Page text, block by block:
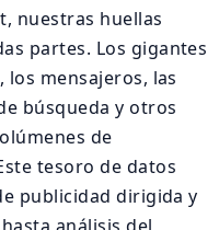
nuestras huellas
partes. Los gigantes
mensajeros, las
búsqueda y otros
de
tesoro de datos
publicidad dirigida y